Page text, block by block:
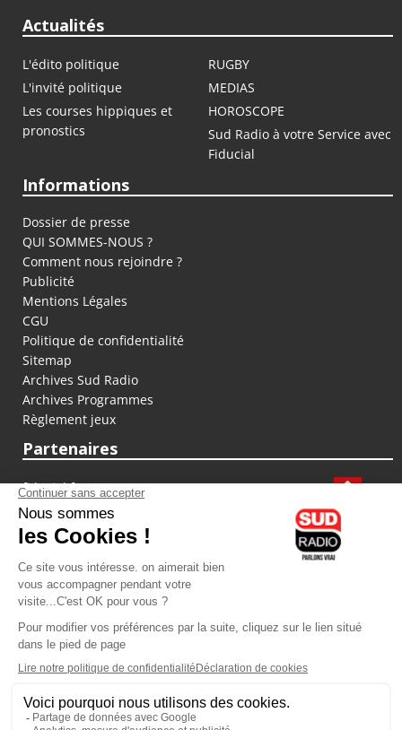
Actualités
L'édito politique
RUGBY
L'invité politique
MEDIAS
Les courses hippiques et
pronostics
HOROSCOPE
Sud Radio à votre Service avec
Fiducial
Informations
Dossier de presse
QUI SOMMES-NOUS ?
Comment nous rejoindre ?
Publicité
Mentions Légales
CGU
Politique de confidentialité
Sitemap
Archives Sud Radio
Archives Programmes
Règlement jeux
Partenaires
fiducial.fr
lyoncapitale.fr
olympique-et-lyonnais.com
L'application Iphone / Android
Téléchargez l'application
Les cookies
Gestion des cookies